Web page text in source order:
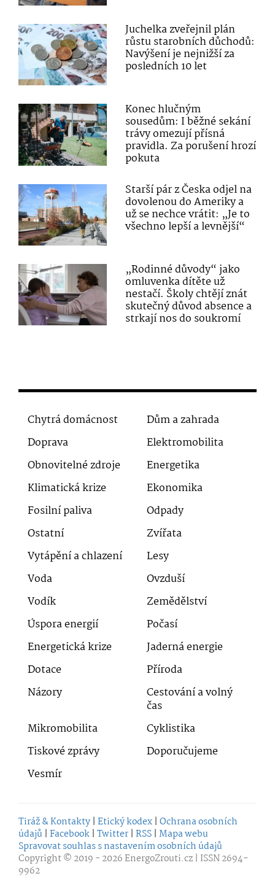
Juchelka zveřejnil plán
růstu starobních důchodů:
Navýšení je nejnižší za
posledních 10 let
Konec hlučným
sousedům: I běžné sekání
trávy omezují přísná
pravidla. Za porušení hrozí
pokuta
Starší pár z Česka odjel na
dovolenou do Ameriky a
už se nechce vrátit: „Je to
všechno lepší a levnější“
„Rodinné důvody“ jako
omluvenka dítěte už
nestačí. Školy chtějí znát
skutečný důvod absence a
strkají nos do soukromí
Chytrá domácnost
Dům a zahrada
Doprava
Elektromobilita
Obnovitelné zdroje
Energetika
Klimatická krize
Ekonomika
Fosilní paliva
Odpady
Ostatní
Zvířata
Vytápění a chlazení
Lesy
Voda
Ovzduší
Vodík
Zemědělství
Úspora energií
Počasí
Energetická krize
Jaderná energie
Dotace
Příroda
Názory
Cestování a volný
čas
Mikromobilita
Cyklistika
Tiskové zprávy
Doporučujeme
Vesmír
Tiráž & Kontakty | Etický kodex | Ochrana osobních
údajů | Facebook | Twitter | RSS | Mapa webu
Spravovat souhlas s nastavením osobních údajů
Copyright © 2019 - 2026EnergoZrouti.cz | ISSN 2694-
9962